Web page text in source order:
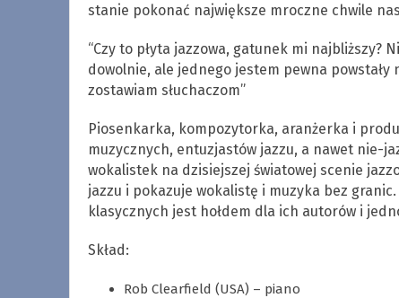
stanie pokonać największe mroczne chwile
“Czy to płyta jazzowa, gatunek mi
dowolnie, ale jednego jestem pewna
zostawiam słuchaczom”
Piosenkarka, kompozytorka, aranżerka i
muzycznych, entuzjastów jazzu, a nawet nie-
wokalistek na dzisiejszej światowej scenie
jazzu i pokazuje wokalistę i muzyka bez
klasycznych jest hołdem dla ich autorów i
Skład:
Rob Clearfield (USA) – piano